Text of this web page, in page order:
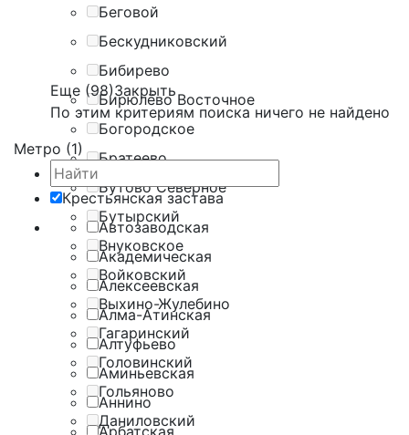
Беговой
Бескудниковский
Бибирево
Бирюлёво Восточное
Богородское
Братеево
Бутово Северное
Бутырский
Внуковское
Войковский
Выхино-Жулебино
Гагаринский
Головинский
Гольяново
Даниловский
Еще (98)Закрыть
По этим критериям поиска ничего не найдено
Метро (1)
Крестьянская застава
Автозаводская
Академическая
Алексеевская
Алма-Атинская
Алтуфьево
Аминьевская
Аннино
Арбатская